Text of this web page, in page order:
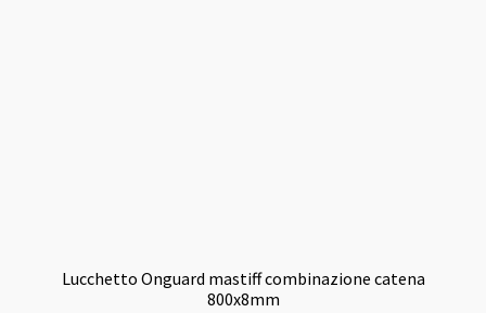
Lucchetto Onguard mastiff combinazione catena
800x8mm